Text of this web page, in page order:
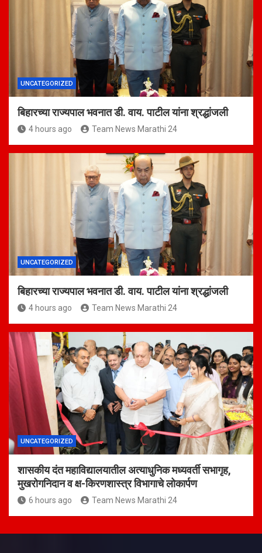
UNCATEGORIZED
बिहारच्या राज्यपाल भवनात डी. वाय. पाटील यांना श्रद्धांजली
4 hours ago Team News Marathi 24
UNCATEGORIZED
बिहारच्या राज्यपाल भवनात डी. वाय. पाटील यांना श्रद्धांजली
4 hours ago Team News Marathi 24
UNCATEGORIZED
शासकीय दंत महाविद्यालयातील अत्याधुनिक मध्यवर्ती सभागृह,
मुखरोगनिदान व क्ष-किरणशास्त्र विभागाचे लोकार्पण
6 hours ago Team News Marathi 24